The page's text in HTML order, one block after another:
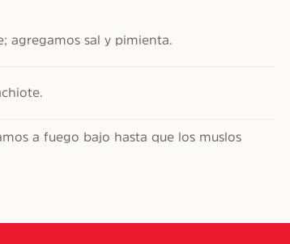
agregamos sal y pimienta.
a fuego bajo hasta que los muslos